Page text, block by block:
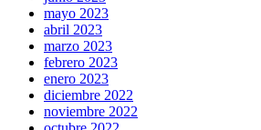
mayo 2023
abril 2023
marzo 2023
febrero 2023
enero 2023
diciembre 2022
noviembre 2022